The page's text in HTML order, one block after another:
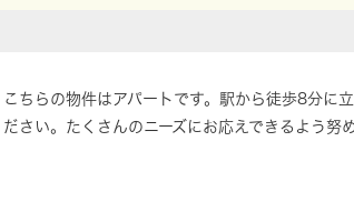
こちらの物件はアパートです。駅から徒歩8分に
ださい。たくさんのニーズにお応えできるよう努